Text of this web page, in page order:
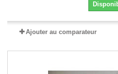
Ajouter au comparateur